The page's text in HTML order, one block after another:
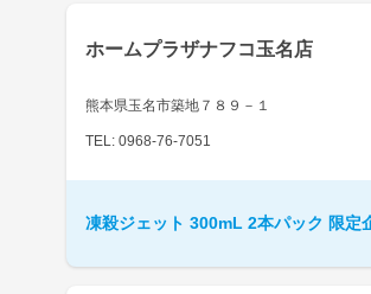
ホームプラザナフコ玉名店
熊本県玉名市築地７８９－１
TEL: 0968-76-7051
凍殺ジェット 300mL 2本パック 限定